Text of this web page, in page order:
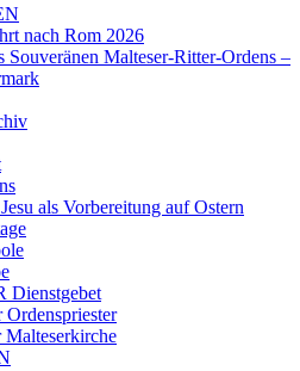
nach Rom 2026
Souveränen Malteser-Ritter-Ordens –
als Vorbereitung auf Ostern
Dienstgebet
Ordenspriester
Malteserkirche